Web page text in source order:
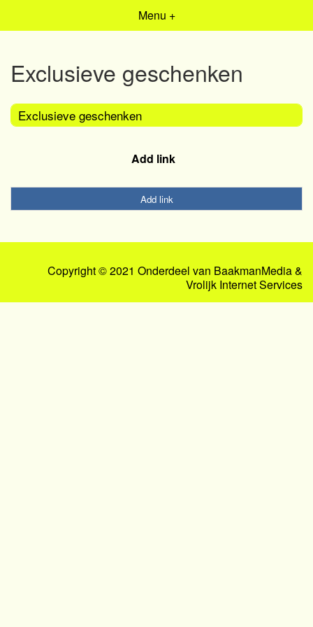
Menu +
Exclusieve geschenken
Exclusieve geschenken
Add link
Add link
Copyright © 2021 Onderdeel van BaakmanMedia&
Vrolijk Internet Services